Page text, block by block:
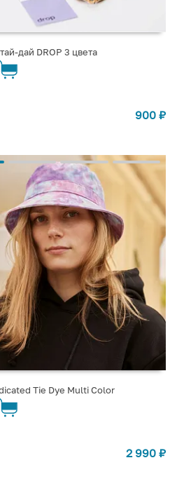
дай DROP 3 цвета
900 ₽
Tie Dye Multi Color
2 990 ₽